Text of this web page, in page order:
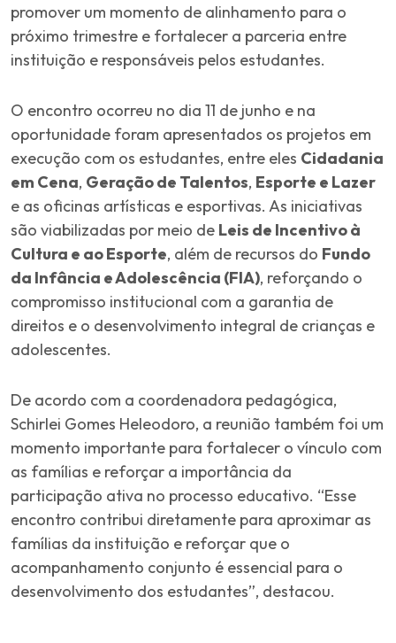
promover um momento de alinhamento para o
próximo trimestre e fortalecer a parceria entre
instituição e responsáveis pelos estudantes.
O encontro ocorreu no dia 11 de junho e na
oportunidade foram apresentados os projetos em
execução com os estudantes, entre eles Cidadania
em Cena, Geração de Talentos, Esporte e Lazer
e as oficinas artísticas e esportivas. As iniciativas
são viabilizadas por meio de Leis de Incentivo à
Cultura e ao Esporte, além de recursos do Fundo
da Infância e Adolescência (FIA), reforçando o
compromisso institucional com a garantia de
direitos e o desenvolvimento integral de crianças e
adolescentes.
De acordo com a coordenadora pedagógica,
Schirlei Gomes Heleodoro, a reunião também foi um
momento importante para fortalecer o vínculo com
as famílias e reforçar a importância da
participação ativa no processo educativo. “Esse
encontro contribui diretamente para aproximar as
famílias da instituição e reforçar que o
acompanhamento conjunto é essencial para o
desenvolvimento dos estudantes”, destacou.